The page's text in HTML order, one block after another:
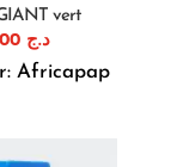
vert
د.ج 15,00
Africapap